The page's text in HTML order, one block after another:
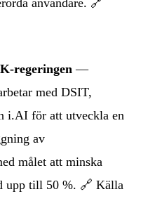
användare. 🔗
regeringen —
med DSIT,
i.AI för att utveckla en
av
målet att minska
upp till 50 %. 🔗 Källa